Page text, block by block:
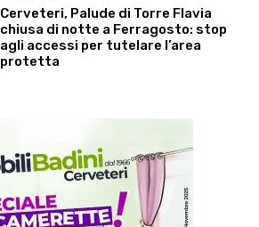
Cerveteri, Palude di Torre Flavia
chiusa di notte a Ferragosto: stop
agli accessi per tutelare l’area
protetta